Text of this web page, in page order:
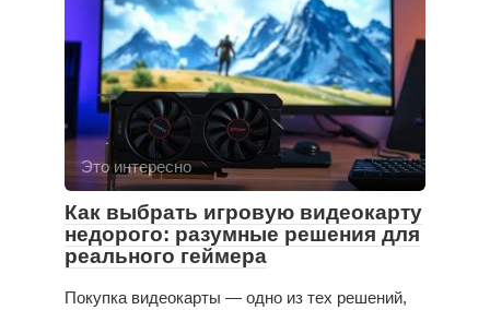
Это интересно
Как выбрать игровую видеокарту
недорого: разумные решения для
реального геймера
Покупка видеокарты — одно из тех решений,